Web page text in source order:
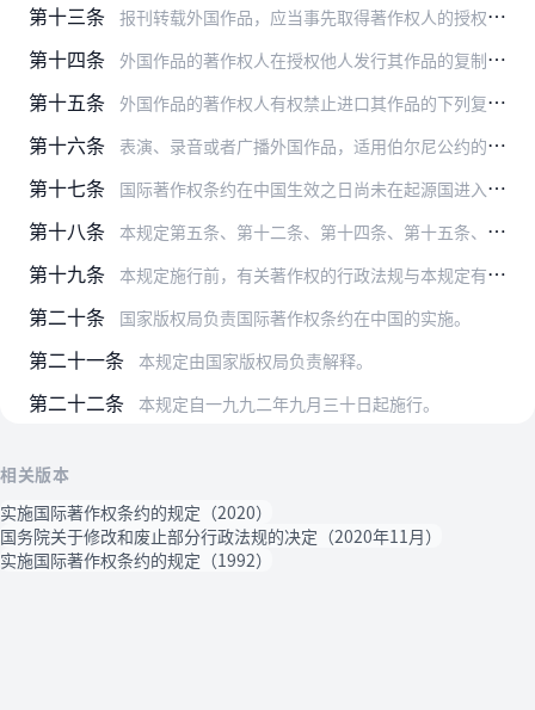
第十三条 报刊转载外国作品，应当事先取得著作权人的授权；但是，转载有关政治、经济等社会问题的时事文章除外。
第十四条 外国作品的著作权人在授权他人发行其作品的复制品后，可以授权或者禁止出租其作品的复制品。
第十五条 外国作品的著作权人有权禁止进口其作品的下列复制品：
第十六条 表演、录音或者广播外国作品，适用伯尔尼公约的规定；有集体管理组织的，应当事先取得该组织的授权。
第十七条 国际著作权条约在中国生效之日尚未在起源国进入公有领域的外国作品，按照著作权法和本规定规定的保护期受保护，到期满为止。
第十八条 本规定第五条、第十二条、第十四条、第十五条、第十七条适用于录音制品。
第十九条 本规定施行前，有关著作权的行政法规与本规定有不同规定的，适用本规定。本规定与国际著作权条约有不同规定的，适用国际著作权条约。
第二十条 国家版权局负责国际著作权条约在中国的实施。
第二十一条 本规定由国家版权局负责解释。
第二十二条 本规定自一九九二年九月三十日起施行。
相关版本
实施国际著作权条约的规定（2020）
国务院关于修改和废止部分行政法规的决定（2020年11月）
实施国际著作权条约的规定（1992）